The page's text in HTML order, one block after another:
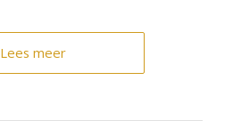
Lees meer